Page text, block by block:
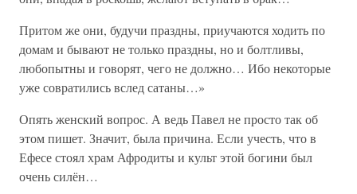
Притом же они, будучи праздны, приучаются ходить по
домам и бывают не только праздны, но и болтливы,
любопытны и говорят, чего не должно… Ибо некоторые
уже совратились вслед сатаны…»
Опять женский вопрос. А ведь Павел не просто так об
этом пишет. Значит, была причина. Если учесть, что в
Ефесе стоял храм Афродиты и культ этой богини был
очень силён…